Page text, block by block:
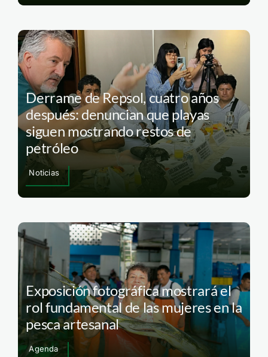
Derrame de Repsol, cuatro años
después: denuncian que playas
siguen mostrando restos de
petróleo
Noticias
Exposición fotográfica mostrará el
rol fundamental de las mujeres en la
pesca artesanal
Agenda